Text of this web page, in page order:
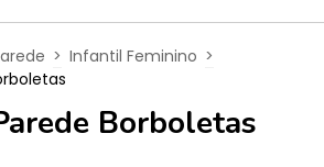
> Infantil Feminino >
Borboletas